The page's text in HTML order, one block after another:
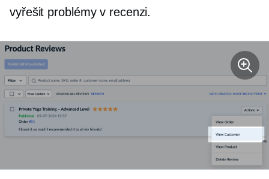
vyřešit problémy v recenzi.